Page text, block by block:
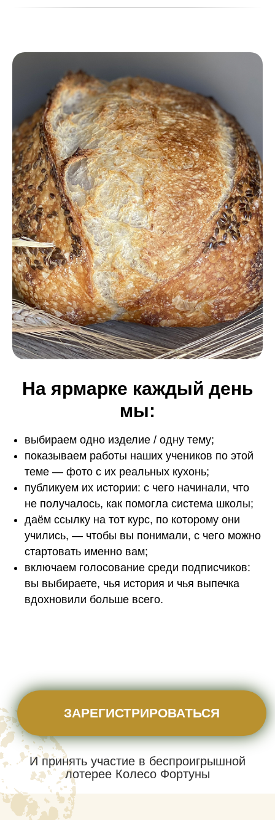
На ярмарке каждый день
мы:
выбираем одно изделие / одну тему;
показываем работы наших учеников по этой
теме — фото с их реальных кухонь;
публикуем их истории: с чего начинали, что
не получалось, как помогла система школы;
даём ссылку на тот курс, по которому они
учились, — чтобы вы понимали, с чего можно
стартовать именно вам;
включаем голосование среди подписчиков:
вы выбираете, чья история и чья выпечка
вдохновили больше всего.
ЗАРЕГИСТРИРОВАТЬСЯ
И принять участие в беспроигрышной
лотерее Колесо Фортуны